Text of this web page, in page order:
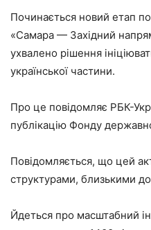
Починається новий етап
«Самара — Західний
ухвалено рішення
української частини.
Про це повідомляє РБК-
публікацію Фонду
Повідомляється, що цей
структурами, близькими
Йдеться про масштабний